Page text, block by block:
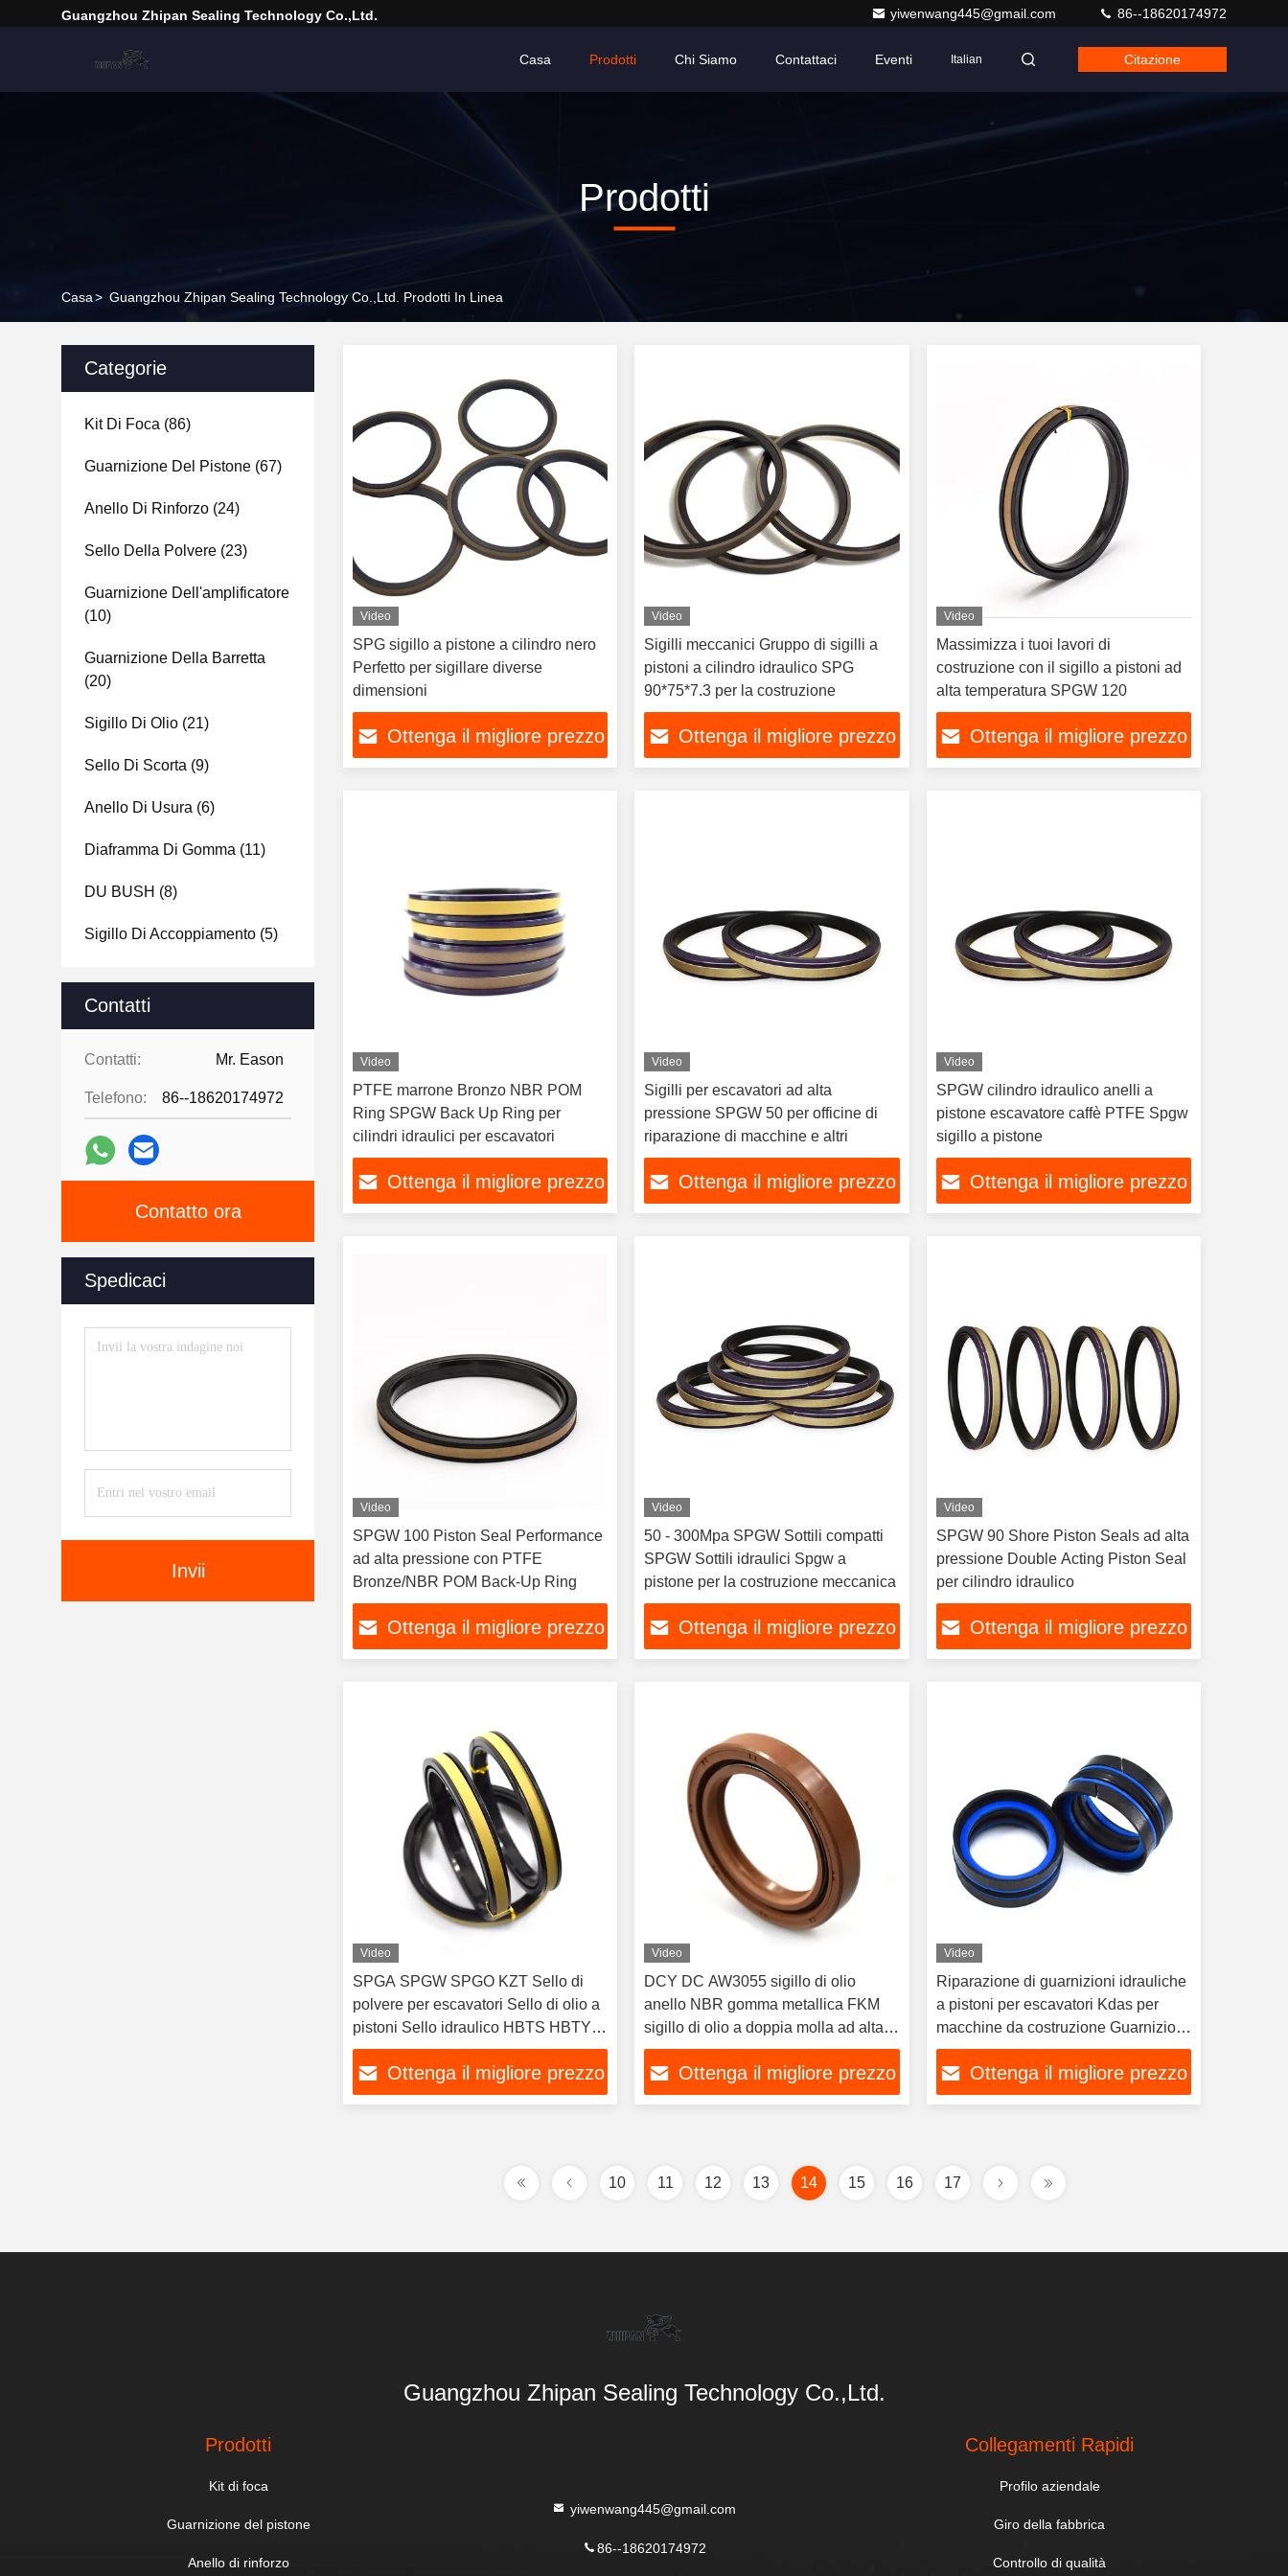
Guangzhou Zhipan Sealing Technology Co.,Ltd. yiwenwang445@gmail.com 86--18620174972
Casa Prodotti Chi Siamo Contattaci Eventi Italian Citazione
Prodotti
Casa> Guangzhou Zhipan Sealing Technology Co.,Ltd. Prodotti In Linea
Categorie
Kit Di Foca (86)
Guarnizione Del Pistone (67)
Anello Di Rinforzo (24)
Sello Della Polvere (23)
Guarnizione Dell'amplificatore
(10)
Guarnizione Della Barretta
(20)
Sigillo Di Olio (21)
Sello Di Scorta (9)
Anello Di Usura (6)
Diaframma Di Gomma (11)
DU BUSH (8)
Sigillo Di Accoppiamento (5)
Kit Di Sigilli A Secchio
Contatti
Contatti: Mr. Eason
Telefono: 86--18620174972
Contatto ora
Spedicaci
Invii
Video
SPG sigillo a pistone a cilindro nero
Perfetto per sigillare diverse
dimensioni
Ottenga il migliore prezzo
Video
Sigilli meccanici Gruppo di sigilli a
pistoni a cilindro idraulico SPG
90*75*7.3 per la costruzione
Ottenga il migliore prezzo
Video
Massimizza i tuoi lavori di
costruzione con il sigillo a pistoni ad
alta temperatura SPGW 120
Ottenga il migliore prezzo
Video
PTFE marrone Bronzo NBR POM
Ring SPGW Back Up Ring per
cilindri idraulici per escavatori
Ottenga il migliore prezzo
Video
Sigilli per escavatori ad alta
pressione SPGW 50 per officine di
riparazione di macchine e altri
Ottenga il migliore prezzo
Video
SPGW cilindro idraulico anelli a
pistone escavatore caffè PTFE Spgw
sigillo a pistone
Ottenga il migliore prezzo
Video
SPGW 100 Piston Seal Performance
ad alta pressione con PTFE
Bronze/NBR POM Back-Up Ring
Ottenga il migliore prezzo
Video
50 - 300Mpa SPGW Sottili compatti
SPGW Sottili idraulici Spgw a
pistone per la costruzione meccanica
Ottenga il migliore prezzo
Video
SPGW 90 Shore Piston Seals ad alta
pressione Double Acting Piston Seal
per cilindro idraulico
Ottenga il migliore prezzo
Video
SPGA SPGW SPGO KZT Sello di
polvere per escavatori Sello di olio a
pistoni Sello idraulico HBTS HBTY
SPG SPN
Ottenga il migliore prezzo
Video
DCY DC AW3055 sigillo di olio
anello NBR gomma metallica FKM
sigillo di olio a doppia molla ad alta
pressione
Ottenga il migliore prezzo
Video
Riparazione di guarnizioni idrauliche
a pistoni per escavatori Kdas per
macchine da costruzione Guarnizioni
per olio 60×44
Ottenga il migliore prezzo
10 11 12 13 14 15 16 17
Guangzhou Zhipan Sealing Technology Co.,Ltd.
Prodotti
Kit di foca
Guarnizione del pistone
Anello di rinforzo
yiwenwang445@gmail.com
86--18620174972
Collegamenti Rapidi
Profilo aziendale
Giro della fabbrica
Controllo di qualità